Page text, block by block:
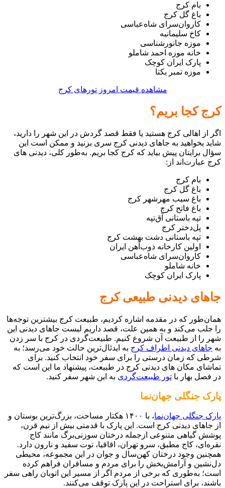
بام کرج
باغ گل کرج
کاروان‌سرای شاه‌عباسی
کاخ سلیمانیه
موزه جانورشناسی
خانه موزه احمد شاملو
پارک ایران کوچک
موزه تمبر یکتا
مشاهده قیمت امروز تورهای کرج
کرج کجا بریم؟
اگر از اهالی کرج هستید یا فقط قصد گردش در این شهر را دارید،
شاید بخواهید به جاهای دیدنی کرج سری بزنید و ممکن است این
سؤال برایتان پیش بیاید که کرج کجا بریم. به‌طور کلی، دیدنی های
کرج عبارت‌اند از:
بام کرج
باغ گل کرج
باغ سیب مهرشهر کرج
باغ فاتح کرج
تپه باستانی آق‌تپه
پل‌دختر کرج
تپه باستانی دشت بهشت کرج
اولین کارخانه ذوب‌آهن ایران
کاروان‌سرای شاه‌عباسی
خانه شاملو
پارک ایران کوچک
جاهای دیدنی طبیعی کرج
همان‌طور که در مقدمه اشاره کردیم، طبیعت کرج بیشترین توجه‌ها
را جلب می‌کند و به همین علت، قصد داریم لیست جاهای دیدنی این
شهر را از طبیعت آن شروع کنیم. طبیعت‌گردی در کرج با سر زدن
به جاهای دیدنی اطراف کرج به ایدئال‌ترین حالت خود می‌رسد؛ به
شرطی که زمان درستی را برای سفر خود انتخاب کنید. برای
تماشای مکان های دیدنی کرج در طبیعت، پیشنهاد ما این است که
در فصل بهار با تور طبیعت‌گردی به این شهر سفر کنید.
پارک جنگلی جهان‌نما
پارک جنگلی جهان‌نما
، با ۱۴۰۰ هکتار مساحت، بزرگ‌ترین بوستان و
از جاهای دیدنی کرج است. این پارک با قدمتی بیش از نیم قرن،
پوشش گیاهی متنوعی ازجمله درختان سوزنی‌برگ مانند کاج
نقره‌ای، کاج مطبق، سرو تهران، اقاقیا، توت سفید و نارون دارد.
همچنین وجود درختان کهن‌سال و جوان در این مجموعه، محیطی
دل‌نشین و آرامش‌بخش را برای مردم و مسافران فراهم کرده
است؛ به‌طوری که برخی از مردم اگر از مسیر این اتوبان راهی سفر
باشند، برای استراحت در این پارک توقف می‌کنند.